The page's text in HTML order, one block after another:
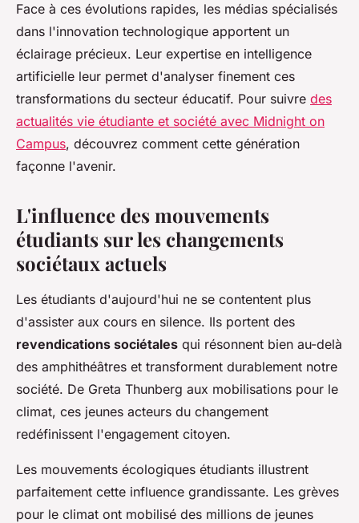
Face à ces évolutions rapides, les médias spécialisés
dans l'innovation technologique apportent un
éclairage précieux. Leur expertise en intelligence
artificielle leur permet d'analyser finement ces
transformations du secteur éducatif. Pour suivre des
actualités vie étudiante et société avec Midnight on
Campus, découvrez comment cette génération
façonne l'avenir.
L'influence des mouvements
étudiants sur les changements
sociétaux actuels
Les étudiants d'aujourd'hui ne se contentent plus
d'assister aux cours en silence. Ils portent des
revendications sociétales qui résonnent bien au-delà
des amphithéâtres et transforment durablement notre
société. De Greta Thunberg aux mobilisations pour le
climat, ces jeunes acteurs du changement
redéfinissent l'engagement citoyen.
Les mouvements écologiques étudiants illustrent
parfaitement cette influence grandissante. Les grèves
pour le climat ont mobilisé des millions de jeunes